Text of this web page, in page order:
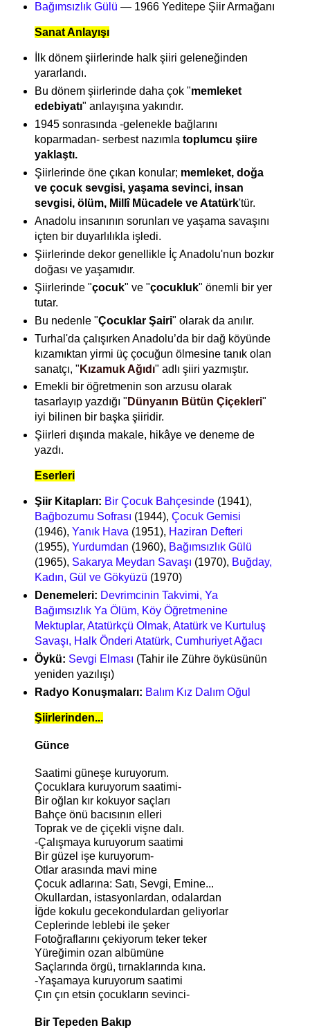
Bağımsızlık Gülü — 1966 Yeditepe Şiir Armağanı
Sanat Anlayışı
İlk dönem şiirlerinde halk şiiri geleneğinden
yararlandı.
Bu dönem şiirlerinde daha çok "memleket
edebiyatı" anlayışına yakındır.
1945 sonrasında -gelenekle bağlarını
koparmadan- serbest nazımla toplumcu şiire
yaklaştı.
Şiirlerinde öne çıkan konular; memleket, doğa
ve çocuk sevgisi, yaşama sevinci, insan
sevgisi, ölüm, Millî Mücadele ve Atatürk'tür.
Anadolu insanının sorunları ve yaşama savaşını
içten bir duyarlılıkla işledi.
Şiirlerinde dekor genellikle İç Anadolu'nun bozkır
doğası ve yaşamıdır.
Şiirlerinde "çocuk" ve "çocukluk" önemli bir yer
tutar.
Bu nedenle "Çocuklar Şairi" olarak da anılır.
Turhal'da çalışırken Anadolu’da bir dağ köyünde
kızamıktan yirmi üç çocuğun ölmesine tanık olan
sanatçı, " Kızamuk Ağıdı" adlı şiiri yazmıştır.
Emekli bir öğretmenin son arzusu olarak
tasarlayıp yazdığı " Dünyanın Bütün Çiçekleri"
iyi bilinen bir başka şiiridir.
Şiirleri dışında makale, hikâye ve deneme de
yazdı.
Eserleri
Şiir Kitapları: Bir Çocuk Bahçesinde(1941),
Bağbozumu Sofrası (1944), Çocuk Gemisi
(1946), Yanık Hava (1951), Haziran Defteri
(1955), Yurdumdan (1960), Bağımsızlık Gülü
(1965), Sakarya Meydan Savaşı (1970), Buğday,
Kadın, Gül ve Gökyüzü (1970)
Denemeleri: Devrimcinin Takvimi, Ya
Bağımsızlık Ya Ölüm, Köy Öğretmenine
Mektuplar, Atatürkçü Olmak, Atatürk ve Kurtuluş
Savaşı, Halk Önderi Atatürk, Cumhuriyet Ağacı
Öykü: Sevgi Elması (Tahir ile Zühre öyküsünün
yeniden yazılışı)
Radyo Konuşmaları: Balım Kız Dalım Oğul
Şiirlerinden...
Günce
Saatimi güneşe kuruyorum.
Çocuklara kuruyorum saatimi-
Bir oğlan kır kokuyor saçları
Bahçe önü bacısının elleri
Toprak ve de çiçekli vişne dalı.
-Çalışmaya kuruyorum saatimi
Bir güzel işe kuruyorum-
Otlar arasında mavi mine
Çocuk adlarına: Satı, Sevgi, Emine...
Okullardan, istasyonlardan, odalardan
İğde kokulu gecekondulardan geliyorlar
Ceplerinde leblebi ile şeker
Fotoğraflarını çekiyorum teker teker
Yüreğimin ozan albümüne
Saçlarında örgü, tırnaklarında kına.
-Yaşamaya kuruyorum saatimi
Çın çın etsin çocukların sevinci-
Bir Tepeden Bakıp